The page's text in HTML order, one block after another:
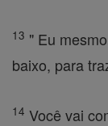
13 " Eu
baixo, para
14 Você vai